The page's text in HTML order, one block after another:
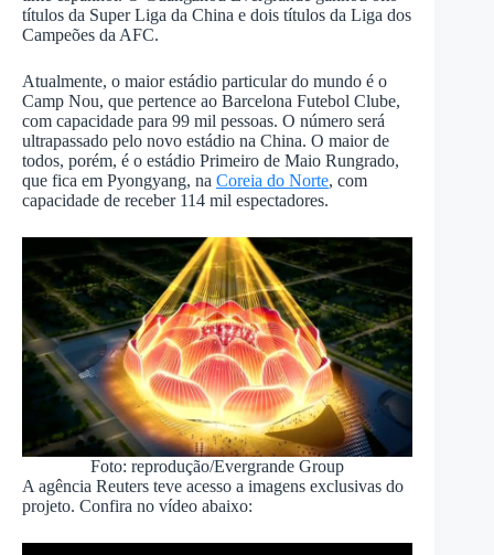
títulos da Super Liga da China e dois títulos da Liga dos
Campeões da AFC.
Atualmente, o maior estádio particular do mundo é o
Camp Nou, que pertence ao Barcelona Futebol Clube,
com capacidade para 99 mil pessoas. O número será
ultrapassado pelo novo estádio na China. O maior de
todos, porém, é o estádio Primeiro de Maio Rungrado,
que fica em Pyongyang, na Coreia do Norte, com
capacidade de receber 114 mil espectadores.
Foto: reprodução/Evergrande Group
A agência Reuters teve acesso a imagens exclusivas do
projeto. Confira no vídeo abaixo: